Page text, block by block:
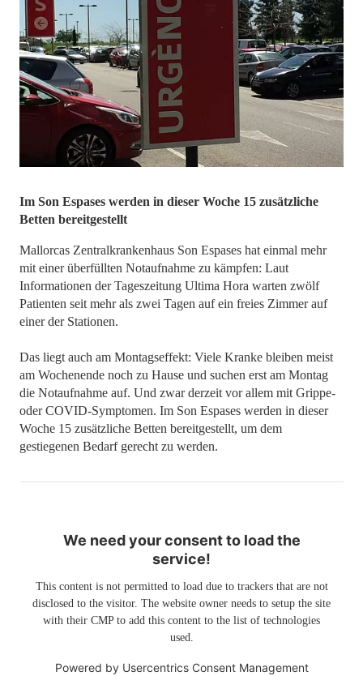
Im Son Espases werden in dieser Woche 15 zusätzliche
Betten bereitgestellt
Mallorcas Zentralkrankenhaus Son Espases hat einmal mehr
mit einer überfüllten Notaufnahme zu kämpfen: Laut
Informationen der Tageszeitung Ultima Hora warten zwölf
Patienten seit mehr als zwei Tagen auf ein freies Zimmer auf
einer der Stationen.
Das liegt auch am Montagseffekt: Viele Kranke bleiben meist
am Wochenende noch zu Hause und suchen erst am Montag
die Notaufnahme auf. Und zwar derzeit vor allem mit Grippe-
oder COVID-Symptomen. Im Son Espases werden in dieser
Woche 15 zusätzliche Betten bereitgestellt, um dem
gestiegenen Bedarf gerecht zu werden.
We need your consent to load the
service!
This content is not permitted to load due to trackers that are not
disclosed to the visitor. The website owner needs to setup the site
with their CMP to add this content to the list of technologies
used.
Powered by Usercentrics Consent Management